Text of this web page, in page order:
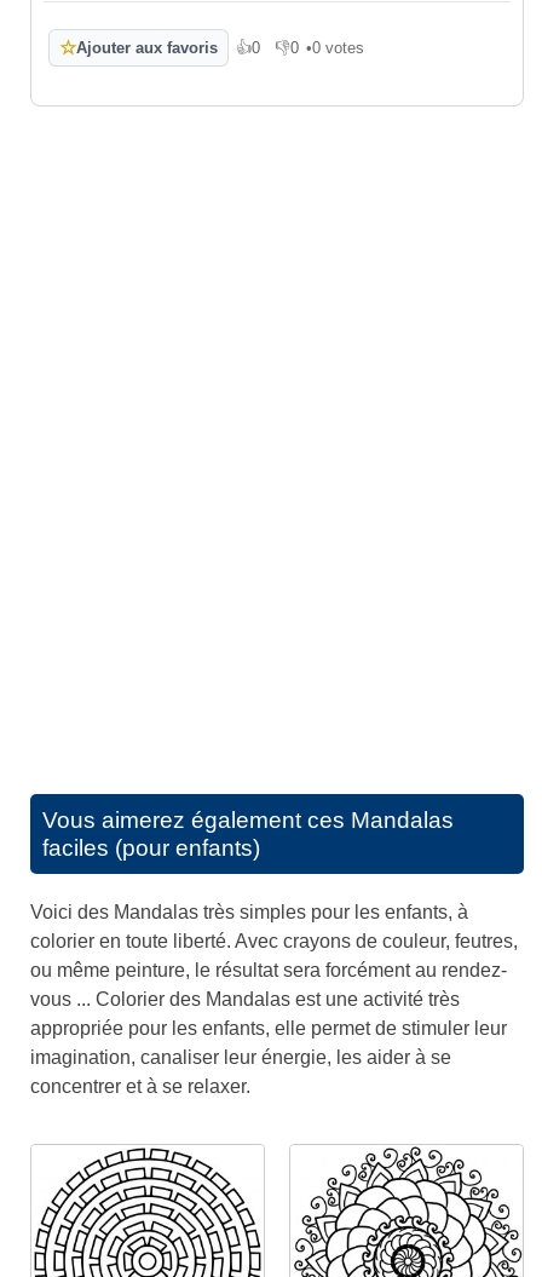
☆Ajouter aux favoris 👍0
J'aime 👎0
Je n'aime pas
•0 votes
Vous aimerez également ces Mandalas
faciles (pour enfants)
Voici des Mandalas très simples pour les enfants, à
colorier en toute liberté. Avec crayons de couleur, feutres,
ou même peinture, le résultat sera forcément au rendez-
vous ... Colorier des Mandalas est une activité très
appropriée pour les enfants, elle permet de stimuler leur
imagination, canaliser leur énergie, les aider à se
concentrer et à se relaxer.